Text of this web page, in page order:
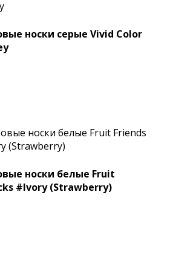
носки cерые Vivid Color
носки белые Fruit
#Ivory (Strawberry)